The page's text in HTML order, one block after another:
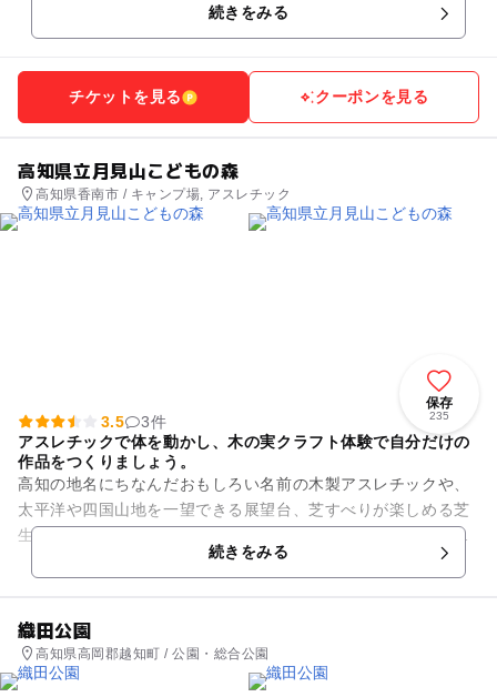
続きをみる
チケットを見る クーポンを見る
高知県立月見山こどもの森
高知県香南市 / キャンプ場, アスレチック
保存
235
3.5
3件
アスレチックで体を動かし、木の実クラフト体験で自分だけの
作品をつくりましょう。
高知の地名にちなんだおもしろい名前の木製アスレチックや、
太平洋や四国山地を一望できる展望台、芝すべりが楽しめる芝
生の斜面、使用料無料のキャンプ場などのある公園です。春に
は、約3000本もの桜が美...続きをみる
織田公園
高知県高岡郡越知町 / 公園・総合公園